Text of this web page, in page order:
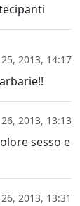
2013, 14:17
2013, 13:13
sesso e
2013, 13:31